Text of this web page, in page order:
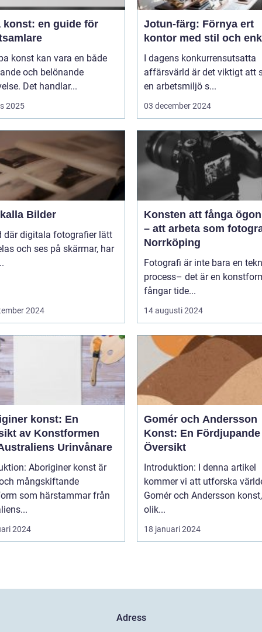
konst: en guide för
konst kan vara en både
och belönande
Det handlar...
2025
Jotun-färg: Förnya ert
kontor med stil och
I dagens konkurrensutsatta
affärsvärld är det viktigt att
en arbetsmiljö s...
03 december 2024
Bilder
där digitala fotografier lätt
och ses på skärmar, har
2024
Konsten att fånga
– att arbeta som
Norrköping
Fotografi är inte bara en
process– det är en
fångar tide...
14 augusti 2024
konst: En
av Konstformen
Urinvånare
Aboriginer konst är
mångskiftande
som härstammar från
2024
Gomér och Andersson
Konst: En Fördjupande
Översikt
Introduktion: I denna artikel
kommer vi att utforska
Gomér och Andersson
olik...
18 januari 2024
Adress